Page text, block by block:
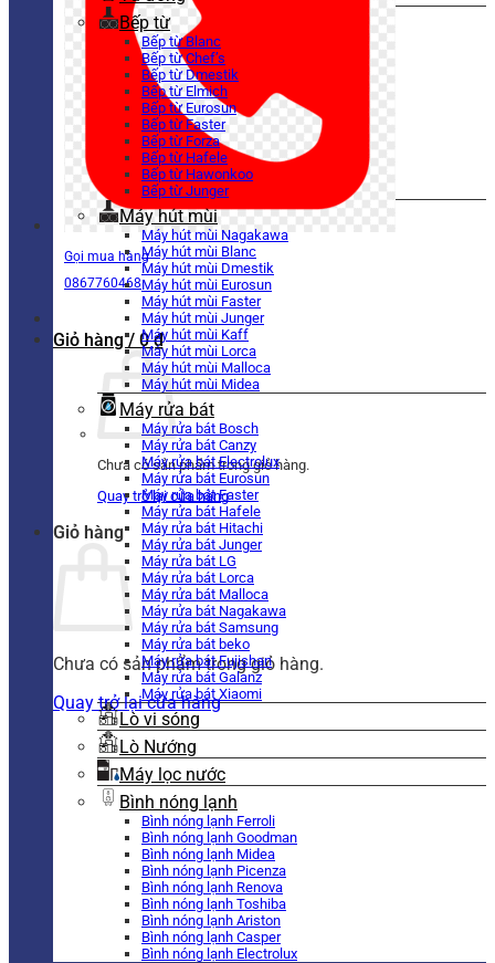
Gọi mua hàng
0867760468
Giỏ hàng / 0₫
Chưa có sản phẩm trong giỏ hàng.
Quay trở lại cửa hàng
Giỏ hàng
Chưa có sản phẩm trong giỏ hàng.
Quay trở lại cửa hàng
Bếp từ
Bếp từ Blanc
Bếp từ Chef’s
Bếp từ Dmestik
Bếp từ Elmich
Bếp từ Eurosun
Bếp từ Faster
Bếp từ Forza
Bếp từ Hafele
Bếp từ Hawonkoo
Bếp từ Junger
Máy hút mùi
Máy hút mùi Nagakawa
Máy hút mùi Blanc
Máy hút mùi Dmestik
Máy hút mùi Eurosun
Máy hút mùi Faster
Máy hút mùi Junger
Máy hút mùi Kaff
Máy hút mùi Lorca
Máy hút mùi Malloca
Máy hút mùi Midea
Máy rửa bát
Máy rửa bát Bosch
Máy rửa bát Canzy
Máy rửa bát Electrolux
Máy rửa bát Eurosun
Máy rửa bát Faster
Máy rửa bát Hafele
Máy rửa bát Hitachi
Máy rửa bát Junger
Máy rửa bát LG
Máy rửa bát Lorca
Máy rửa bát Malloca
Máy rửa bát Nagakawa
Máy rửa bát Samsung
Máy rửa bát beko
Máy rửa bát Fujishan
Máy rửa bát Galanz
Máy rửa bát Xiaomi
Lò vi sóng
Lò Nướng
Máy lọc nước
Bình nóng lạnh
Bình nóng lạnh Ferroli
Bình nóng lạnh Goodman
Bình nóng lạnh Midea
Bình nóng lạnh Picenza
Bình nóng lạnh Renova
Bình nóng lạnh Toshiba
Bình nóng lạnh Ariston
Bình nóng lạnh Casper
Bình nóng lạnh Electrolux